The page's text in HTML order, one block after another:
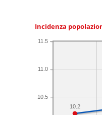
Incidenza
10.5
11.0
11.5
10.2